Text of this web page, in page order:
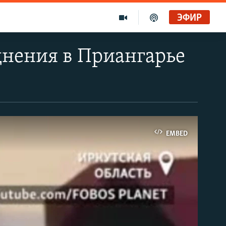
ЭФИР
в Приангарье
EMBED